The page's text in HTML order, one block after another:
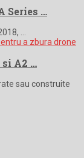
Series …
…
A2 …
sau construite